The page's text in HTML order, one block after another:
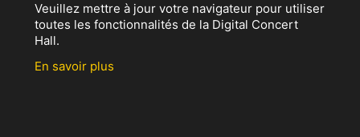
Veuillez mettre à jour votre navigateur pour utiliser
toutes les fonctionnalités de la Digital Concert
Hall.
En savoir plus